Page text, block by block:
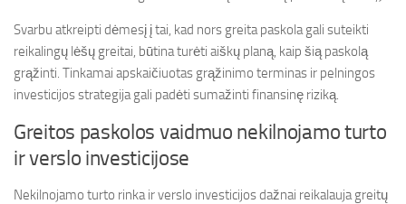
Svarbu atkreipti dėmesį į tai, kad nors greita paskola gali suteikti
reikalingų lėšų greitai, būtina turėti aiškų planą, kaip šią paskolą
grąžinti. Tinkamai apskaičiuotas grąžinimo terminas ir pelningos
investicijos strategija gali padėti sumažinti finansinę riziką.
Greitos paskolos vaidmuo nekilnojamo turto
ir verslo investicijose
Nekilnojamo turto rinka ir verslo investicijos dažnai reikalauja greitų